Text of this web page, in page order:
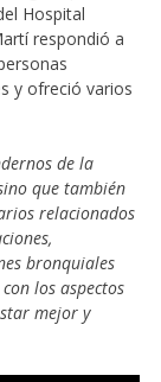
Hospital
respondió a
y ofreció varios
de la
que también
relacionados
bronquiales
los aspectos
mejor y